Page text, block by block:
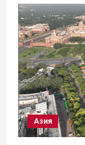
Азия